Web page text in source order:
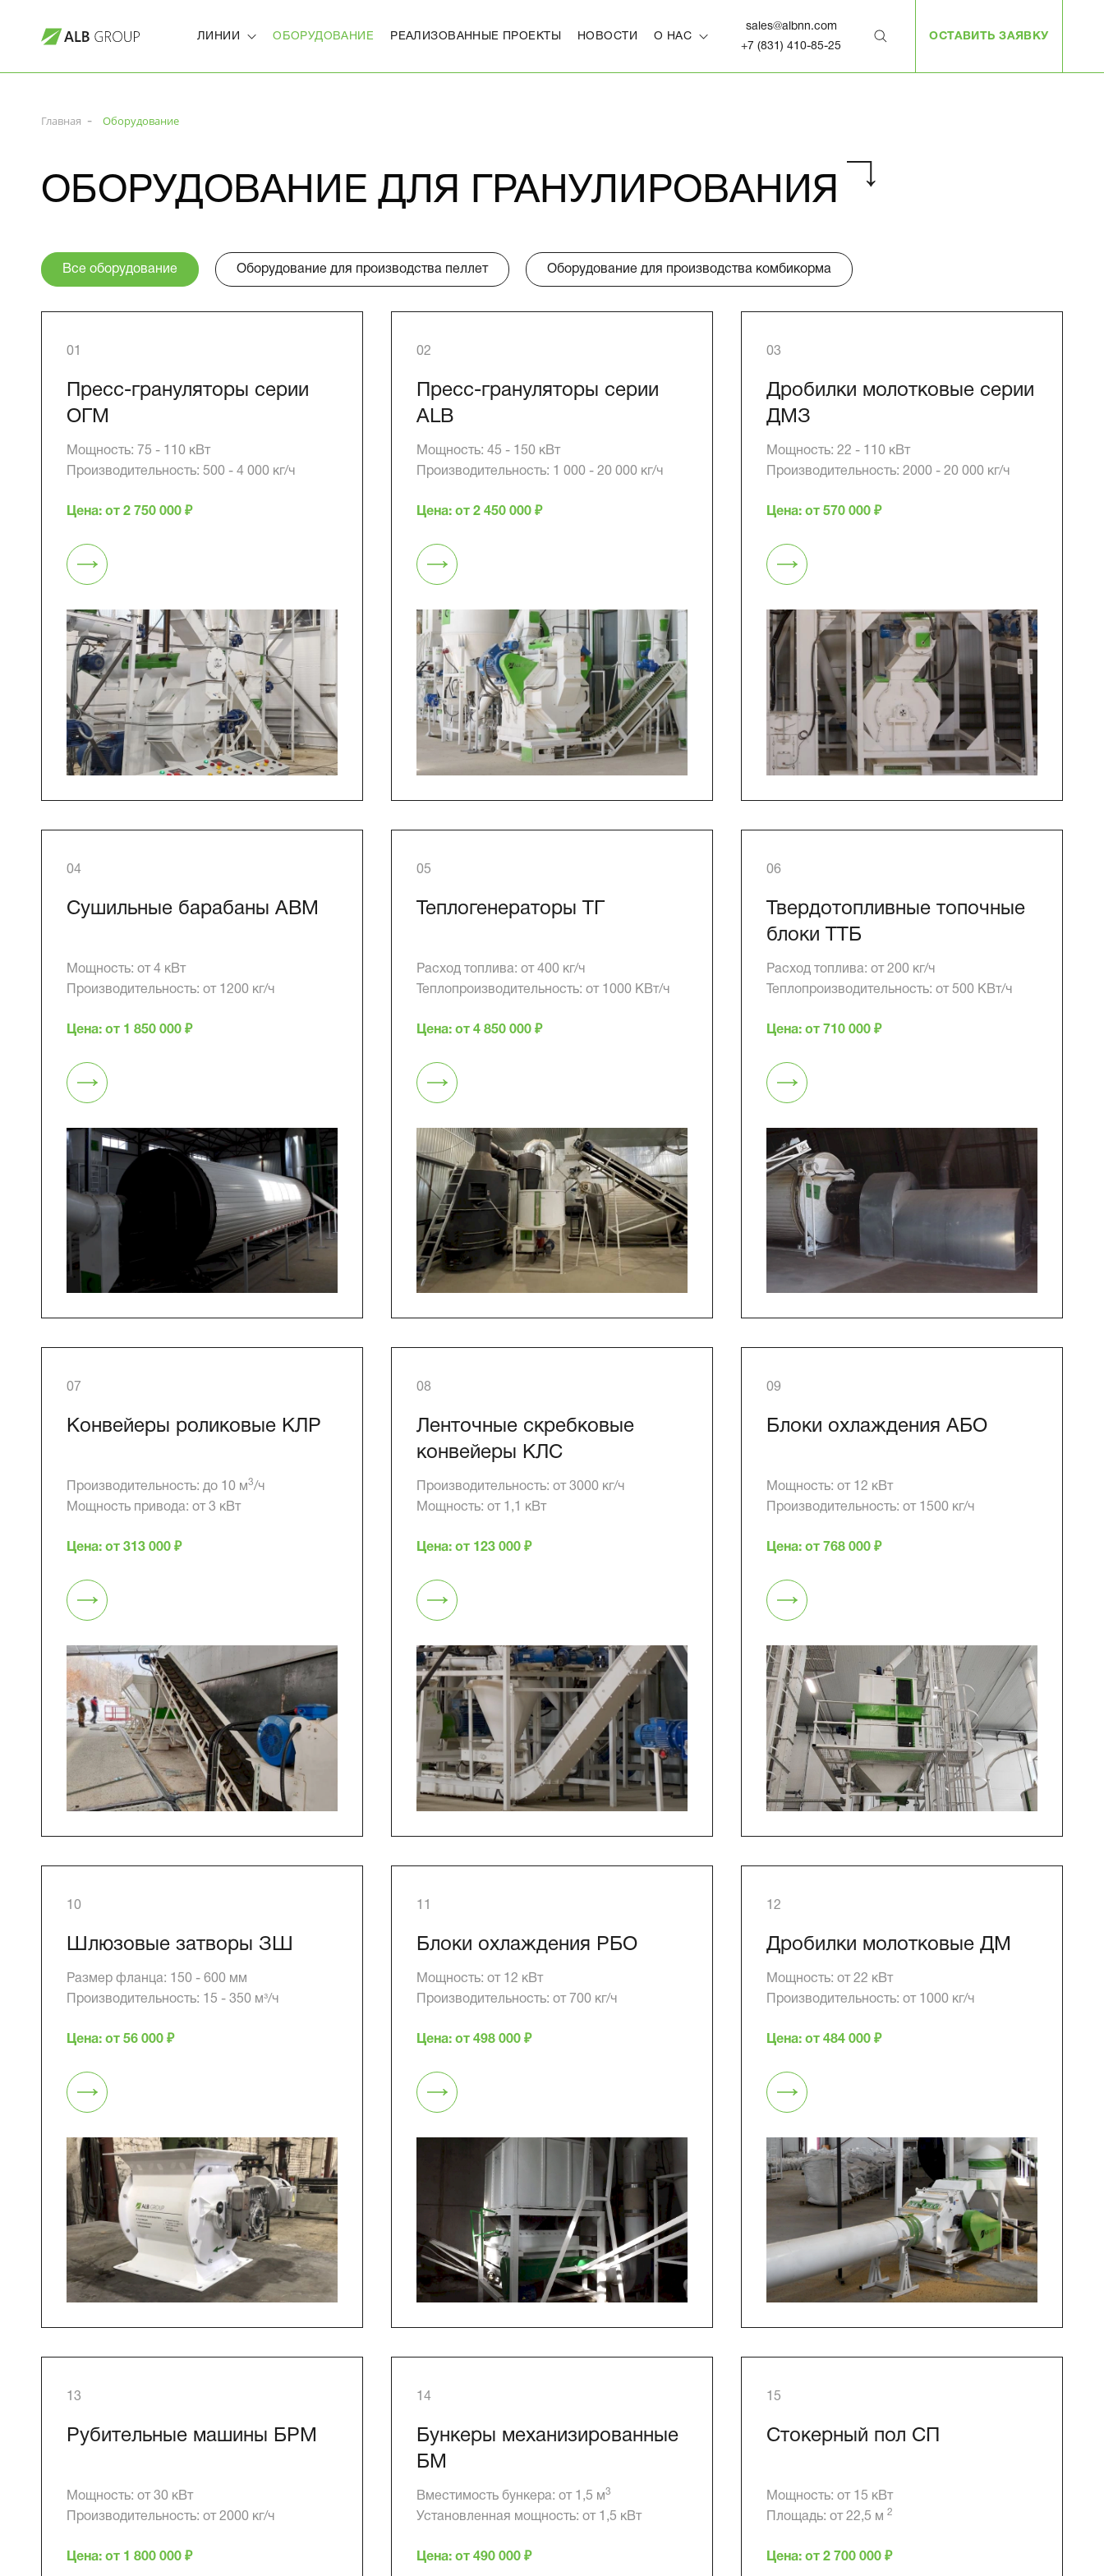
ЛИНИИ ОБОРУДОВАНИЕ РЕАЛИЗОВАННЫЕ ПРОЕКТЫ НОВОСТИ О НАС
sales@albnn.com
+7 (831) 410-85-25
ОСТАВИТЬ ЗАЯВКУ
Главная Оборудование
ОБОРУДОВАНИЕ ДЛЯ ГРАНУЛИРОВАНИЯ
Все оборудование Оборудование для производства пеллет Оборудование для производства комбикорма
01
Пресс-грануляторы серии
ОГМ
Мощность: 75 - 110 кВт
Производительность: 500 - 4 000 кг/ч
Цена: от 2 750 000 ₽
02
Пресс-грануляторы серии
ALB
Мощность: 45 - 150 кВт
Производительность: 1 000 - 20 000 кг/ч
Цена: от 2 450 000 ₽
03
Дробилки молотковые серии
ДМЗ
Мощность: 22 - 110 кВт
Производительность: 2000 - 20 000 кг/ч
Цена: от 570 000 ₽
04
Сушильные барабаны АВМ
Мощность: от 4 кВт
Производительность: от 1200 кг/ч
Цена: от 1 850 000 ₽
05
Теплогенераторы ТГ
Расход топлива: от 400 кг/ч
Теплопроизводительность: от 1000 КВт/ч
Цена: от 4 850 000 ₽
06
Твердотопливные топочные
блоки ТТБ
Расход топлива: от 200 кг/ч
Теплопроизводительность: от 500 КВт/ч
Цена: от 710 000 ₽
07
Конвейеры роликовые КЛР
Производительность: до 10 м3/ч
Мощность привода: от 3 кВт
Цена: от 313 000 ₽
08
Ленточные скребковые
конвейеры КЛС
Производительность: от 3000 кг/ч
Мощность: от 1,1 кВт
Цена: от 123 000 ₽
09
Блоки охлаждения АБО
Мощность: от 12 кВт
Производительность: от 1500 кг/ч
Цена: от 768 000 ₽
10
Шлюзовые затворы ЗШ
Размер фланца: 150 - 600 мм
Производительность: 15 - 350 м³/ч
Цена: от 56 000 ₽
11
Блоки охлаждения РБО
Мощность: от 12 кВт
Производительность: от 700 кг/ч
Цена: от 498 000 ₽
12
Дробилки молотковые ДМ
Мощность: от 22 кВт
Производительность: от 1000 кг/ч
Цена: от 484 000 ₽
13
Рубительные машины БРМ
Мощность: от 30 кВт
Производительность: от 2000 кг/ч
Цена: от 1 800 000 ₽
14
Бункеры механизированные
БМ
Вместимость бункера: от 1,5 м3
Установленная мощность: от 1,5 кВт
Цена: от 490 000 ₽
15
Стокерный пол СП
Мощность: от 15 кВт
Площадь: от 22,5 м 2
Цена: от 2 700 000 ₽